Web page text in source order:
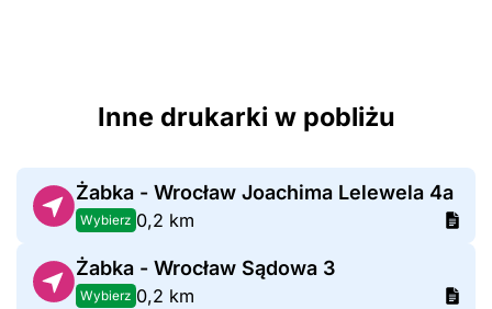
Inne drukarki w pobliżu
Żabka - Wrocław Joachima Lelewela 4a
Wybierz 0,2 km
Żabka - Wrocław Sądowa 3
Wybierz 0,2 km